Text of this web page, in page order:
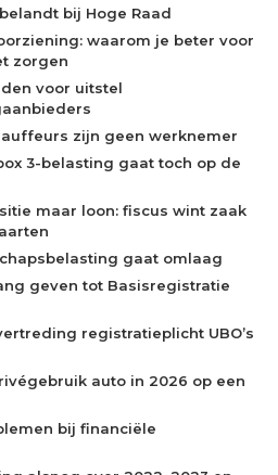
bij Hoge Raad
waarom je beter voor
zorgen
voor uitstel
zijn geen werknemer
3-belasting gaat toch op de
maar loon: fiscus wint zaak
gaat omlaag
geven tot Basisregistratie
registratieplicht UBO’s
auto in 2026 op een
bij financiële